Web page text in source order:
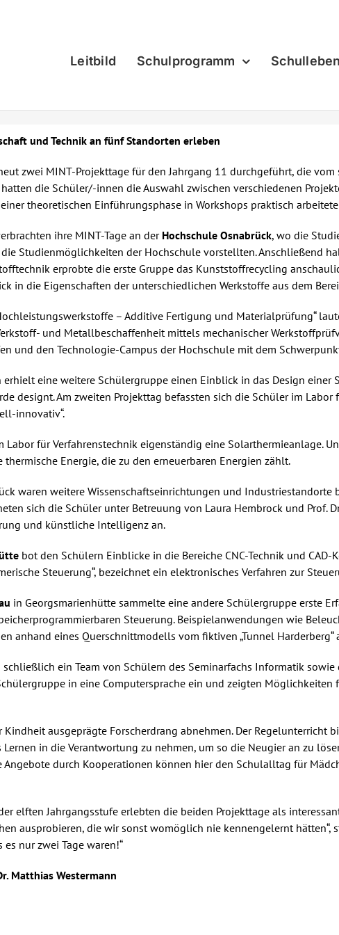
Leitbild Schulprogramm Schulleben
und Technik an fünf Standorten erleben
zwei MINT-Projekttage für den Jahrgang 11 durchgeführt, die
die Schüler/-innen die Auswahl zwischen verschiedenen
theoretischen Einführungsphase in Workshops praktisch
ihre MINT-Tage an der Hochschule Osnabrück, wo die
Studienmöglichkeiten der Hochschule vorstellten. Anschließend
erprobte die erste Gruppe das Kunststoffrecycling
in die Eigenschaften der unterschiedlichen Werkstoffe aus dem
– Additive Fertigung und Materialprüfung“
und Metallbeschaffenheit mittels mechanischer
und den Technologie-Campus der Hochschule mit dem
eine weitere Schülergruppe einen Einblick in das Design einer
designt. Am zweiten Projekttag befassten sich die Schüler im
innovativ“.
Labor für Verfahrenstechnik eigenständig eine Solarthermieanlage.
Energie, die zu den erneuerbaren Energien zählt.
waren weitere Wissenschaftseinrichtungen und Industriestandorte
sich die Schüler unter Betreuung von Laura Hembrock und Prof.
und künstliche Intelligenz an.
bot den Schülern Einblicke in die Bereiche CNC-Technik und
Steuerung“, bezeichnet ein elektronisches Verfahren zur
in Georgsmarienhütte sammelte eine andere Schülergruppe erste
Steuerung. Beispielanwendungen wie
anhand eines Querschnittmodells vom fiktiven „Tunnel Harderberg“
ein Team von Schülern des Seminarfachs Informatik
in eine Computersprache ein und zeigten
Kindheit ausgeprägte Forscherdrang abnehmen. Der Regelunterricht
in die Verantwortung zu nehmen, um so die Neugier an zu
Angebote durch Kooperationen können hier den Schulalltag für
elften Jahrgangsstufe erlebten die beiden Projekttage als
ausprobieren, die wir sonst womöglich nie kennengelernt hätten“,
es nur zwei Tage waren!“
Matthias Westermann